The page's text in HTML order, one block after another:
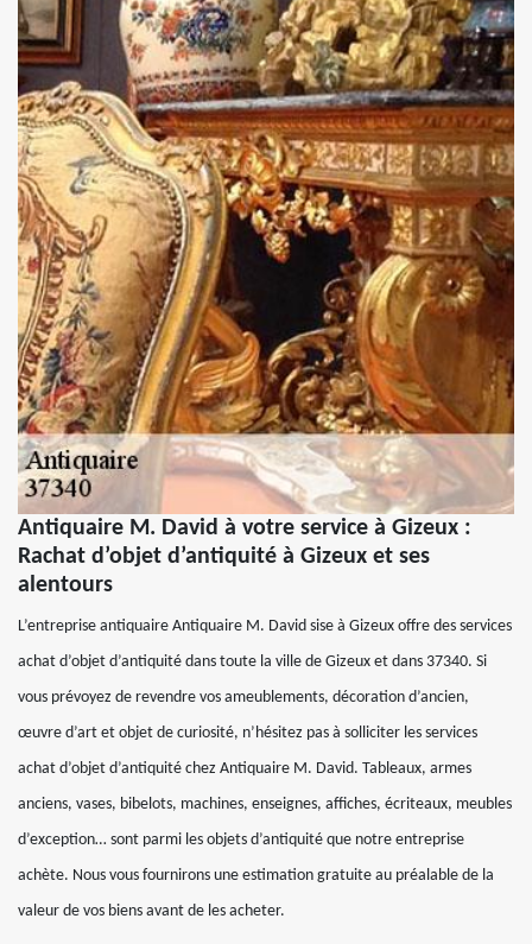
Antiquaire M. David à votre service à Gizeux :
Rachat d’objet d’antiquité à Gizeux et ses
alentours
L’entreprise antiquaire Antiquaire M. David sise à Gizeux offre des services
achat d’objet d’antiquité dans toute la ville de Gizeux et dans 37340. Si
vous prévoyez de revendre vos ameublements, décoration d’ancien,
œuvre d’art et objet de curiosité, n’hésitez pas à solliciter les services
achat d’objet d’antiquité chez Antiquaire M. David. Tableaux, armes
anciens, vases, bibelots, machines, enseignes, affiches, écriteaux, meubles
d’exception… sont parmi les objets d’antiquité que notre entreprise
achète. Nous vous fournirons une estimation gratuite au préalable de la
valeur de vos biens avant de les acheter.